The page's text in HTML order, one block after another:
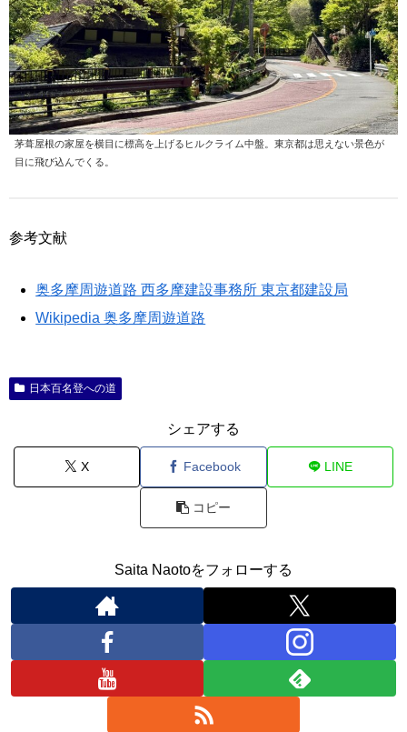
茅葺屋根の家屋を横目に標高を上げるヒルクライム中盤。東京都は思えない景色が
目に飛び込んでくる。
参考文献
奥多摩周遊道路 西多摩建設事務所 東京都建設局
Wikipedia 奥多摩周遊道路
日本百名登への道
シェアする
X Facebook LINE
コピー
Saita Naotoをフォローする